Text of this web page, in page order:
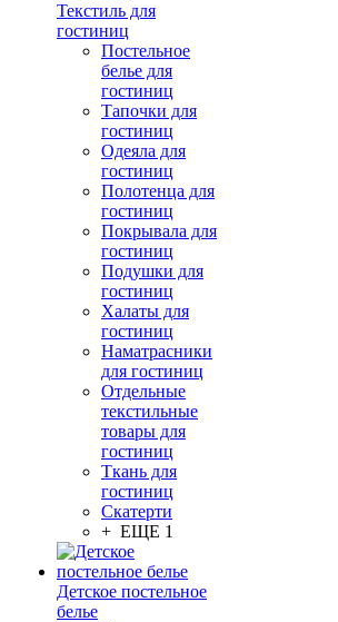
Текстиль для
гостиниц
Постельное
белье для
гостиниц
Тапочки для
гостиниц
Одеяла для
гостиниц
Полотенца для
гостиниц
Покрывала для
гостиниц
Подушки для
гостиниц
Халаты для
гостиниц
Наматрасники
для гостиниц
Отдельные
текстильные
товары для
гостиниц
Ткань для
гостиниц
Скатерти
+ ЕЩЕ 1
Детское постельное
белье